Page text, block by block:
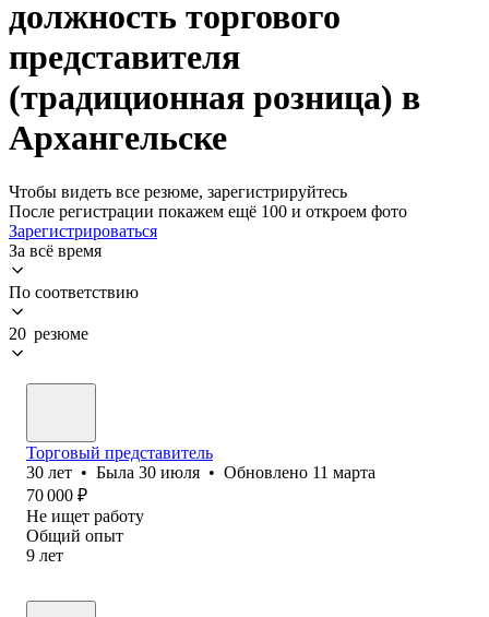
должность торгового
представителя
(традиционная розница) в
Архангельске
Чтобы видеть все резюме, зарегистрируйтесь
После регистрации покажем ещё 100 и откроем фото
Зарегистрироваться
За всё время
По соответствию
20 резюме
Торговый представитель
30 лет • Была 30 июля • Обновлено 11 марта
70 000 ₽
Не ищет работу
Общий опыт
9 лет